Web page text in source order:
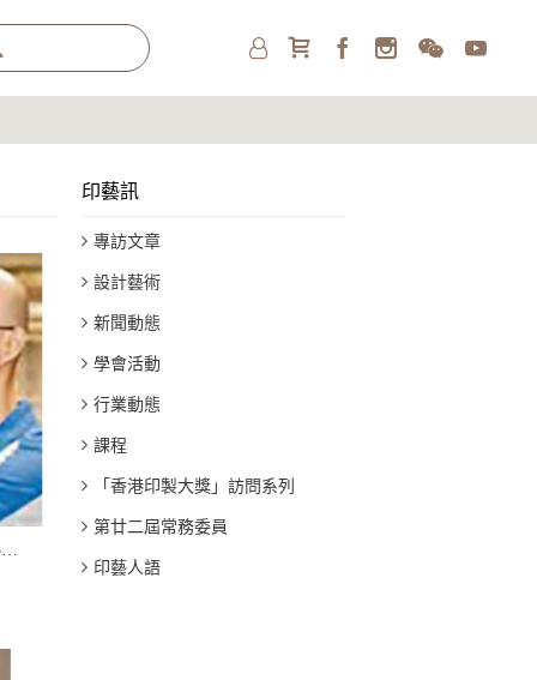
印藝訊
專訪文章
設計藝術
新聞動態
學會活動
行業動態
課程
「香港印製大獎」訪問系列
第廿二屆常務委員
印藝人語
1.海德堡印刷機械股份公司175歲生日